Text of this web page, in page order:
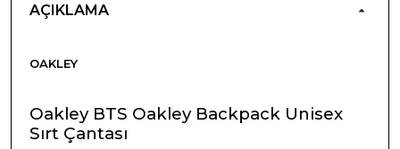
AÇIKLAMA
OAKLEY
Oakley BTS Oakley Backpack Unisex
Sırt Çantası